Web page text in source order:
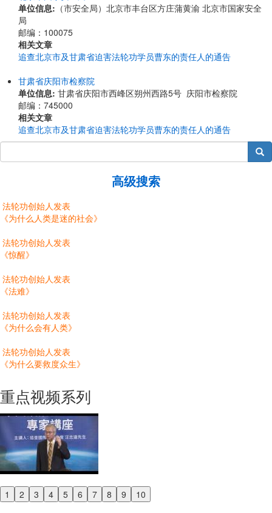
单位信息: （市安全局）北京市丰台区方庄蒲黄渝 北京市国家安全
局
邮编：100075
相关文章
追查北京市及甘肃省迫害法轮功学员曹东的责任人的通告
甘肃省庆阳市检察院
单位信息: 甘肃省庆阳市西峰区朔州西路5号 庆阳市检察院
邮编：745000
相关文章
追查北京市及甘肃省迫害法轮功学员曹东的责任人的通告
搜索
高级搜索
法轮功创始人发表
《为什么人类是迷的社会》
法轮功创始人发表
《惊醒》
法轮功创始人发表
《法难》
法轮功创始人发表
《为什么会有人类》
法轮功创始人发表
《为什么要救度众生》
重点视频系列
1 2 3 4 5 6 7 8 9 10
Previous